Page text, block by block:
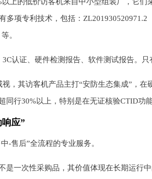
上的低价访客机来自中小型组装厂，它
项专利技术，包括：
。
认证、硬件检测报告、软件测试报告。
其访客机产品主打“安防生态集成”，在
行30%以上，特别是在无证核验CTID功
应”
-售后”全流程的专业服务。
是一次性采购品，其价值体现在长期运行